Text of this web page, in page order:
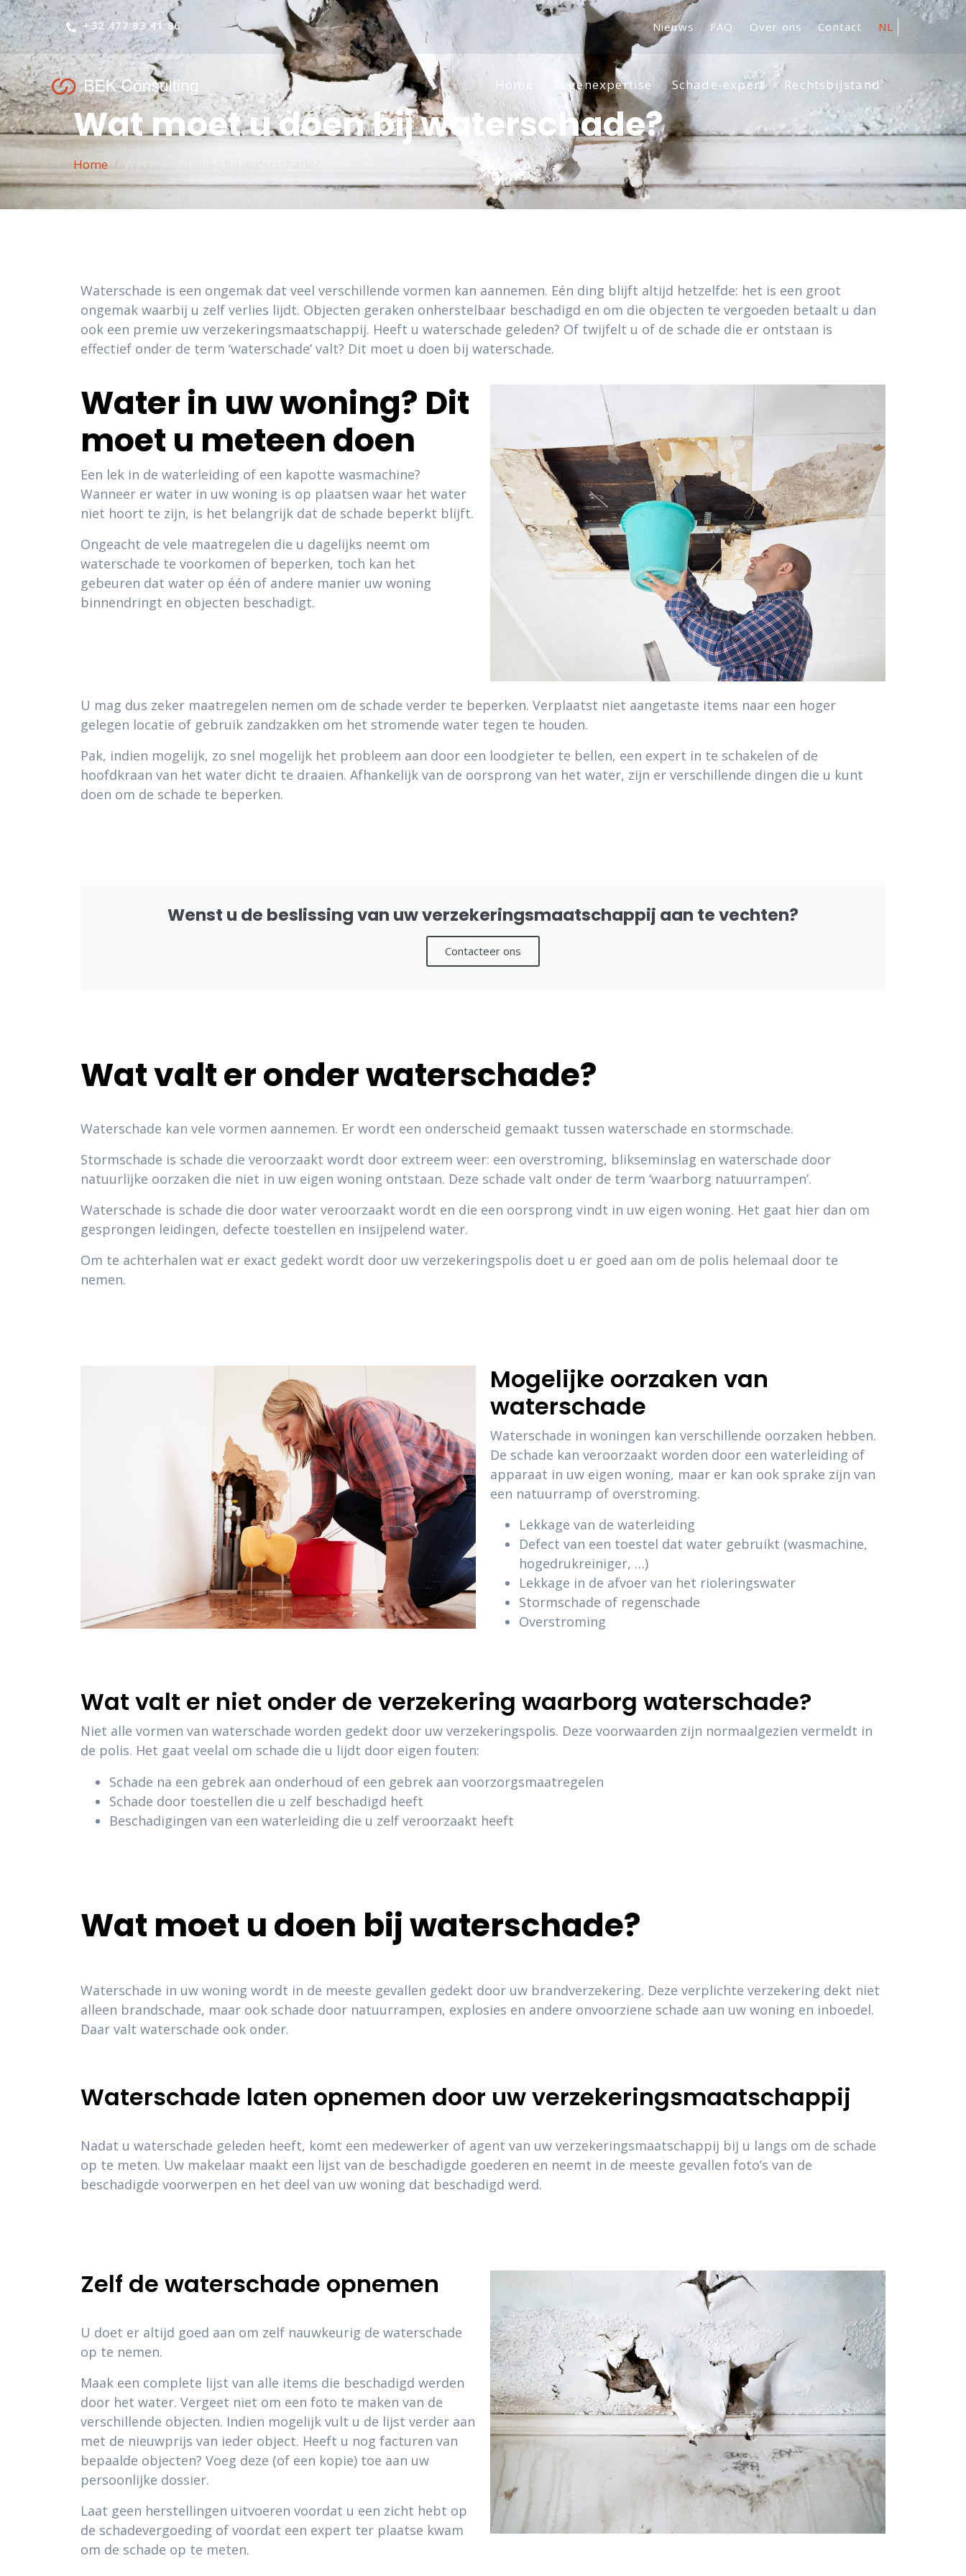
+32 477 83 41 86 Nieuws FAQ Over ons Contact NL
Home Tegenexpertise Schade-expert Rechtsbijstand
Wat moet u doen bij waterschade?
Home Wat moet u doen bij waterschade?
Waterschade is een ongemak dat veel verschillende vormen kan aannemen. Eén ding blijft altijd hetzelfde: het is een groot
ongemak waarbij u zelf verlies lijdt. Objecten geraken onherstelbaar beschadigd en om die objecten te vergoeden betaalt u dan
ook een premie uw verzekeringsmaatschappij. Heeft u waterschade geleden? Of twijfelt u of de schade die er ontstaan is
effectief onder de term ‘waterschade’ valt? Dit moet u doen bij waterschade.
Water in uw woning? Dit
moet u meteen doen
Een lek in de waterleiding of een kapotte wasmachine?
Wanneer er water in uw woning is op plaatsen waar het water
niet hoort te zijn, is het belangrijk dat de schade beperkt blijft.
Ongeacht de vele maatregelen die u dagelijks neemt om
waterschade te voorkomen of beperken, toch kan het
gebeuren dat water op één of andere manier uw woning
binnendringt en objecten beschadigt.
U mag dus zeker maatregelen nemen om de schade verder te beperken. Verplaatst niet aangetaste items naar een hoger
gelegen locatie of gebruik zandzakken om het stromende water tegen te houden.
Pak, indien mogelijk, zo snel mogelijk het probleem aan door een loodgieter te bellen, een expert in te schakelen of de
hoofdkraan van het water dicht te draaien. Afhankelijk van de oorsprong van het water, zijn er verschillende dingen die u kunt
doen om de schade te beperken.
Wenst u de beslissing van uw verzekeringsmaatschappij aan te vechten?
Contacteer ons
Wat valt er onder waterschade?
Waterschade kan vele vormen aannemen. Er wordt een onderscheid gemaakt tussen waterschade en stormschade.
Stormschade is schade die veroorzaakt wordt door extreem weer: een overstroming, blikseminslag en waterschade door
natuurlijke oorzaken die niet in uw eigen woning ontstaan. Deze schade valt onder de term ‘waarborg natuurrampen’.
Waterschade is schade die door water veroorzaakt wordt en die een oorsprong vindt in uw eigen woning. Het gaat hier dan om
gesprongen leidingen, defecte toestellen en insijpelend water.
Om te achterhalen wat er exact gedekt wordt door uw verzekeringspolis doet u er goed aan om de polis helemaal door te
nemen.
Mogelijke oorzaken van
waterschade
Waterschade in woningen kan verschillende oorzaken hebben.
De schade kan veroorzaakt worden door een waterleiding of
apparaat in uw eigen woning, maar er kan ook sprake zijn van
een natuurramp of overstroming.
Lekkage van de waterleiding
Defect van een toestel dat water gebruikt (wasmachine,
hogedrukreiniger, …)
Lekkage in de afvoer van het rioleringswater
Stormschade of regenschade
Overstroming
Wat valt er niet onder de verzekering waarborg waterschade?
Niet alle vormen van waterschade worden gedekt door uw verzekeringspolis. Deze voorwaarden zijn normaalgezien vermeldt in
de polis. Het gaat veelal om schade die u lijdt door eigen fouten:
Schade na een gebrek aan onderhoud of een gebrek aan voorzorgsmaatregelen
Schade door toestellen die u zelf beschadigd heeft
Beschadigingen van een waterleiding die u zelf veroorzaakt heeft
Wat moet u doen bij waterschade?
Waterschade in uw woning wordt in de meeste gevallen gedekt door uw brandverzekering. Deze verplichte verzekering dekt niet
alleen brandschade, maar ook schade door natuurrampen, explosies en andere onvoorziene schade aan uw woning en inboedel.
Daar valt waterschade ook onder.
Waterschade laten opnemen door uw verzekeringsmaatschappij
Nadat u waterschade geleden heeft, komt een medewerker of agent van uw verzekeringsmaatschappij bij u langs om de schade
op te meten. Uw makelaar maakt een lijst van de beschadigde goederen en neemt in de meeste gevallen foto’s van de
beschadigde voorwerpen en het deel van uw woning dat beschadigd werd.
Zelf de waterschade opnemen
U doet er altijd goed aan om zelf nauwkeurig de waterschade
op te nemen.
Maak een complete lijst van alle items die beschadigd werden
door het water. Vergeet niet om een foto te maken van de
verschillende objecten. Indien mogelijk vult u de lijst verder aan
met de nieuwprijs van ieder object. Heeft u nog facturen van
bepaalde objecten? Voeg deze (of een kopie) toe aan uw
persoonlijke dossier.
Laat geen herstellingen uitvoeren voordat u een zicht hebt op
de schadevergoeding of voordat een expert ter plaatse kwam
om de schade op te meten.